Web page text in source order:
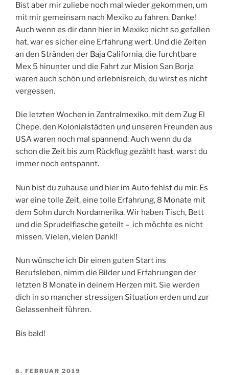
Bist aber mir zuliebe noch mal wieder gekommen, um
mit mir gemeinsam nach Mexiko zu fahren. Danke!
Auch wenn es dir dann hier in Mexiko nicht so gefallen
hat, war es sicher eine Erfahrung wert. Und die Zeiten
an den Stränden der Baja California, die furchtbare
Mex 5 hinunter und die Fahrt zur Mision San Borja
waren auch schön und erlebnisreich, du wirst es nicht
vergessen.
Die letzten Wochen in Zentralmexiko, mit dem Zug El
Chepe, den Kolonialstädten und unseren Freunden aus
USA waren noch mal spannend. Auch wenn du da
schon die Zeit bis zum Rückflug gezählt hast, warst du
immer noch entspannt.
Nun bist du zuhause und hier im Auto fehlst du mir. Es
war eine tolle Zeit, eine tolle Erfahrung, 8 Monate mit
dem Sohn durch Nordamerika. Wir haben Tisch, Bett
und die Sprudelflasche geteilt – ich möchte es nicht
missen. Vielen, vielen Dank!!
Nun wünsche ich Dir einen guten Start ins
Berufsleben, nimm die Bilder und Erfahrungen der
letzten 8 Monate in deinem Herzen mit. Sie werden
dich in so mancher stressigen Situation erden und zur
Gelassenheit führen.
Bis bald!
VERÖFFENTLICHT
8. FEBRUAR 2019